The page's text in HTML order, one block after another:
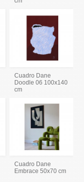
Cuadro Dane
Doodle 06 100x140
cm
Cuadro Dane
Embrace 50x70 cm